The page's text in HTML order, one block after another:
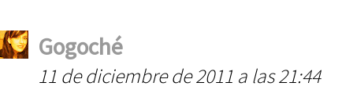
Gogoché
11 de diciembre de 2011 a las 21:44